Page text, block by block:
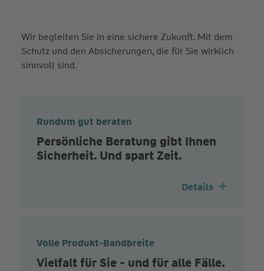
Wir begleiten Sie in eine sichere Zukunft. Mit dem
Schutz und den Absicherungen, die für Sie wirklich
sinnvoll sind.
Rundum gut beraten
Persönliche Beratung gibt Ihnen
Sicherheit. Und spart Zeit.
Details
Volle Produkt-Bandbreite
Vielfalt für Sie - und für alle Fälle.